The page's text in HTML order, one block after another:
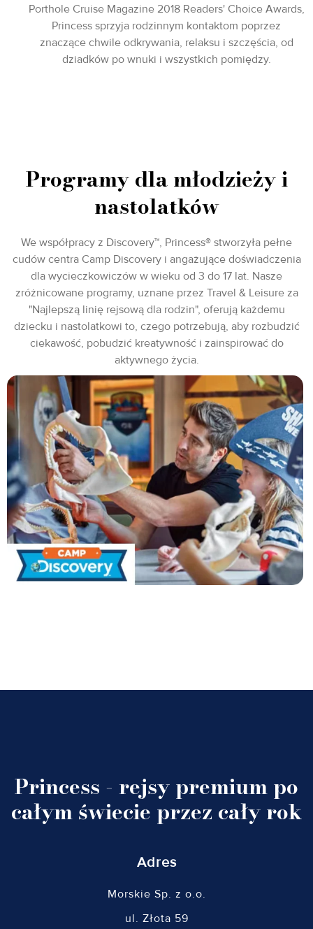
Porthole Cruise Magazine 2018 Readers' Choice Awards,
Princess sprzyja rodzinnym kontaktom poprzez
znaczące chwile odkrywania, relaksu i szczęścia, od
dziadków po wnuki i wszystkich pomiędzy.
Programy dla młodzieży i
nastolatków
We współpracy z Discovery™, Princess® stworzyła pełne
cudów centra Camp Discovery i angażujące doświadczenia
dla wycieczkowiczów w wieku od 3 do 17 lat. Nasze
zróżnicowane programy, uznane przez Travel & Leisure za
"Najlepszą linię rejsową dla rodzin", oferują każdemu
dziecku i nastolatkowi to, czego potrzebują, aby rozbudzić
ciekawość, pobudzić kreatywność i zainspirować do
aktywnego życia.
Princess - rejsy premium po
całym świecie przez cały rok
Adres
Morskie Sp. z o.o.
ul. Złota 59